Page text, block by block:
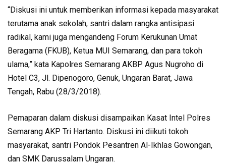
“Diskusi ini untuk memberikan informasi kepada masyarakat
terutama anak sekolah, santri dalam rangka antisipasi
radikal, kami juga mengandeng Forum Kerukunan Umat
Beragama (FKUB), Ketua MUI Semarang, dan para tokoh
ulama,” kata Kapolres Semarang AKBP Agus Nugroho di
Hotel C3, Jl. Dipenogoro, Genuk, Ungaran Barat, Jawa
Tengah, Rabu (28/3/2018).
Pemaparan dalam diskusi disampaikan Kasat Intel Polres
Semarang AKP Tri Hartanto. Diskusi ini diikuti tokoh
masyarakat, santri Pondok Pesantren Al-Ikhlas Gowongan,
dan SMK Darussalam Ungaran.